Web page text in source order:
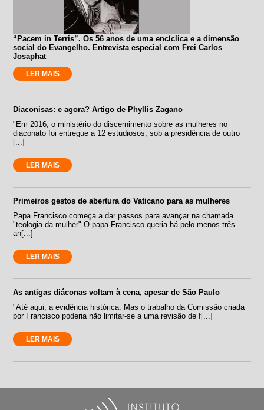
“Pacem in Terris”. Os 56 anos de uma encíclica e a dimensão
social do Evangelho. Entrevista especial com Frei Carlos
Josaphat
LER MAIS
Diaconisas: e agora? Artigo de Phyllis Zagano
"Em 2016, o ministério do discernimento sobre as mulheres no
diaconato foi entregue a 12 estudiosos, sob a presidência de outro
[...]
LER MAIS
Primeiros gestos de abertura do Vaticano para as mulheres
Papa Francisco começa a dar passos para avançar na chamada
"teologia da mulher" O papa Francisco queria há pelo menos três
an[...]
LER MAIS
As antigas diáconas voltam à cena, apesar de São Paulo
"Até aqui, a evidência histórica. Mas o trabalho da Comissão criada
por Francisco poderia não limitar-se a uma revisão de f[...]
LER MAIS